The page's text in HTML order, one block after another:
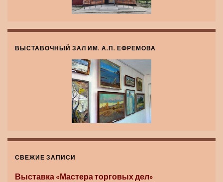
ВЫСТАВОЧНЫЙ ЗАЛ ИМ. А.П. ЕФРЕМОВА
СВЕЖИЕ ЗАПИСИ
Выставка «Мастера торговых дел»